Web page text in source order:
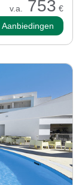
v.a. 753 €
Aanbiedingen